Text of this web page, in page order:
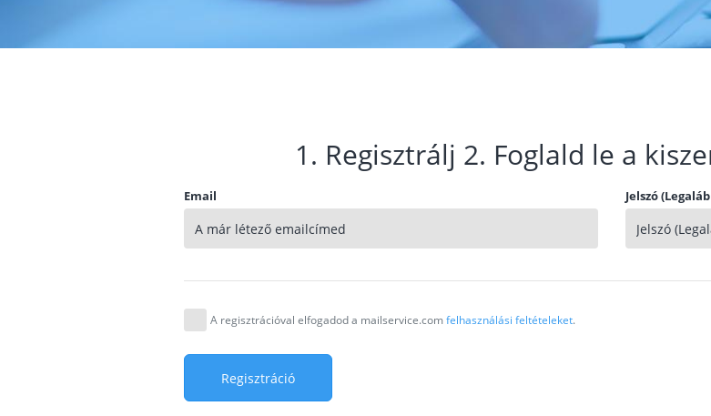
1. Regisztrálj 2. Foglald le a
Email Jelszó
A regisztrációval elfogadod a mailservice.comfelhasználási feltételeket.
Regisztráció